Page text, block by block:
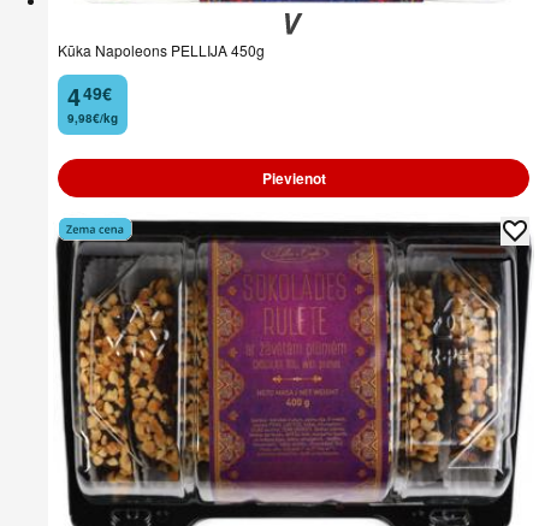
Kūka Napoleons PELLIJA 450g
4
. 49€
9,98€/kg
Pievienot